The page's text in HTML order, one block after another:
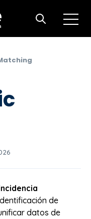
Open
Open search
de
datos de